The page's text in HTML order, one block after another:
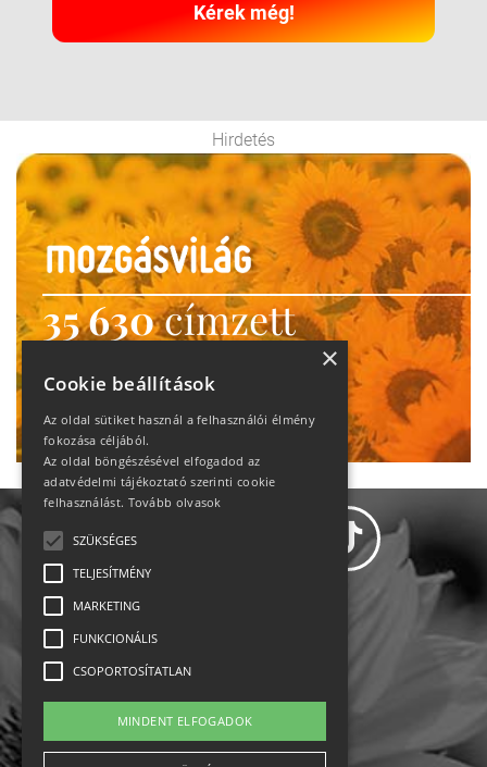
Kérek még!
Hirdetés
35 630címzett
heti motiváció
Ne maradj le!
Állásajánlatok
Impresszum-kapcsolat
×
Cookie beállítások
Az oldal sütiket használ a felhasználói élmény
fokozása céljából.
Az oldal böngészésével elfogadod az
adatvédelmi tájékoztató szerinti cookie
felhasználást. Tovább olvasok
SZÜKSÉGES
TELJESÍTMÉNY
MARKETING
FUNKCIONÁLIS
CSOPORTOSÍTATLAN
MINDENT ELFOGADOK